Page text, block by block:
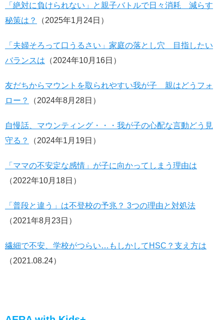
「絶対に負けられない」と親子バトルで日々消耗 減らす
秘策は？
（2025年1月24日）
「夫婦そろって口うるさい」家庭の落とし穴 目指したい
バランスは （2024年10月16日）
友だちからマウントを取られやすい我が子 親はどうフォ
ロー？
（2024年8月28日）
自慢話、マウンティング・・・我が子の心配な言動どう見
守る？
（2024年1月19日）
「ママの不安定な感情」が子に向かってしまう理由は
（2022年10月18日）
「普段と違う」は不登校の予兆？ 3つの理由と対処法
（2021年8月23日）
繊細で不安、学校がつらい…もしかしてHSC？支え方は
（2021.08.24）